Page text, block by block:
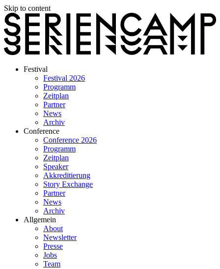
Skip to content
Festival
Festival 2026
Programm
Zeitplan
Partner
News
Archiv
Conference
Conference 2026
Programm
Zeitplan
Speaker
Akkreditierung
Story Exchange
Partner
News
Archiv
Allgemein
About
Newsletter
Presse
Jobs
Team